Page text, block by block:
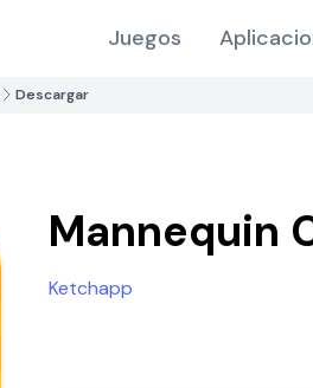
Juegos
Descargar
Mannequin
Ketchapp